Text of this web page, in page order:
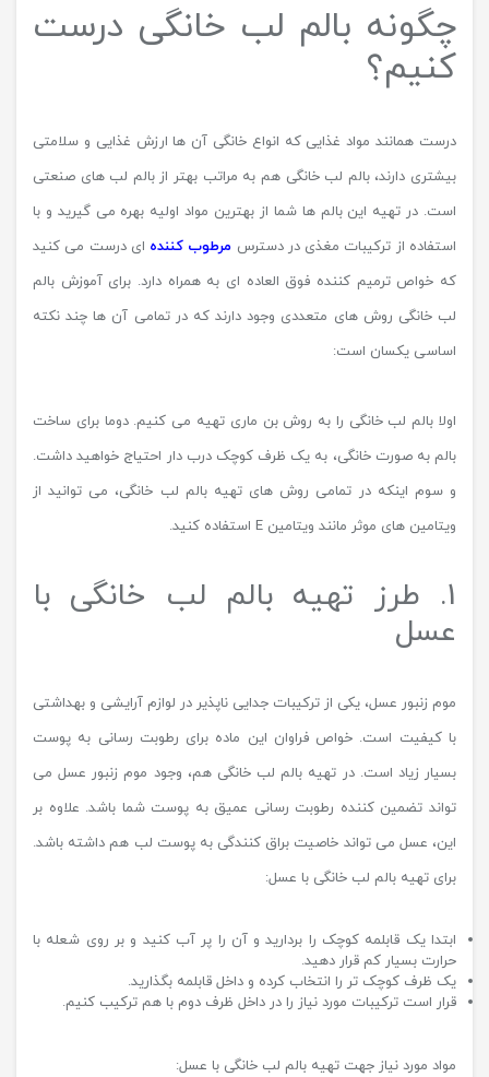
چگونه بالم لب خانگی درست
کنیم؟
درست همانند مواد غذایی که انواع خانگی آن ها ارزش غذایی و سلامتی
بیشتری دارند، بالم لب خانگی هم به مراتب بهتر از بالم لب های صنعتی
است. در تهیه این بالم ها شما از بهترین مواد اولیه بهره می گیرید و با
استفاده از ترکیبات مغذی در دسترس مرطوب کننده ای درست می کنید
که خواص ترمیم کننده فوق العاده ای به همراه دارد. برای آموزش بالم
لب خانگی روش های متعددی وجود دارند که در تمامی آن ها چند نکته
اساسی یکسان است:
اولا بالم لب خانگی را به روش بن ماری تهیه می کنیم. دوما برای ساخت
بالم به صورت خانگی، به یک ظرف کوچک درب دار احتیاج خواهید داشت.
و سوم اینکه در تمامی روش های تهیه بالم لب خانگی، می توانید از
ویتامین های موثر مانند ویتامین E استفاده کنید.
1. طرز تهیه بالم لب خانگی با
عسل
موم زنبور عسل، یکی از ترکیبات جدایی ناپذیر در لوازم آرایشی و بهداشتی
با کیفیت است. خواص فراوان این ماده برای رطوبت رسانی به پوست
بسیار زیاد است. در تهیه بالم لب خانگی هم، وجود موم زنبور عسل می
تواند تضمین کننده رطوبت رسانی عمیق به پوست شما باشد. علاوه بر
این، عسل می تواند خاصیت براق کنندگی به پوست لب هم داشته باشد.
برای تهیه بالم لب خانگی با عسل:
ابتدا یک قابلمه کوچک را بردارید و آن را پر آب کنید و بر روی شعله با
حرارت بسیار کم قرار دهید.
یک ظرف کوچک تر را انتخاب کرده و داخل قابلمه بگذارید.
قرار است ترکیبات مورد نیاز را در داخل ظرف دوم با هم ترکیب کنیم.
مواد مورد نیاز جهت تهیه بالم لب خانگی با عسل: